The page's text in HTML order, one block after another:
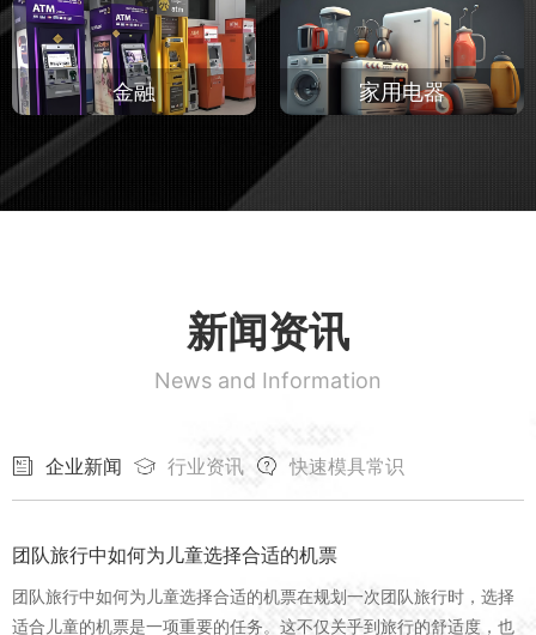
金融 家用电器
新闻资讯
News and Information
企业新闻 行业资讯 快速模具常识
团队旅行中如何为儿童选择合适的机票
团队旅行中如何为儿童选择合适的机票在规划一次团队旅行时，选择
适合儿童的机票是一项重要的任务。这不仅关乎到旅行的舒适度，也